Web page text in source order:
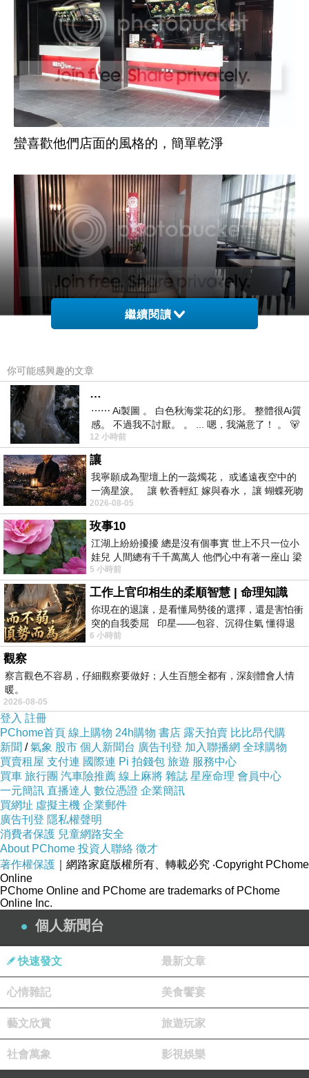
蠻喜歡他們店面的風格的，簡單乾淨
店內的裝潢也很有日式的風格，加上他們店內燈
光是黃光風格的，是真的蠻有氣氛的~~不過缺點
可能沒有很亮看東西有點不ok...不過倒也沒有影
繼續閱讀
你可能感興趣的文章
…
⋯⋯ Ai製圖 。 白色秋海棠花的幻形。 整體很Ai質
感。 不過我不討厭。 。 ... 嗯，我滿意了！ 。 🐻
昨中
12 小時前
讓
我寧願成為聖壇上的一蕊燭花， 或遙遠夜空中的
一滴星淚。 讓 軟香輕紅 嫁與春水， 讓 蝴蝶死吻
夏日最後一瓣玫瑰， 讓
2026-08-05
玫事10
江湖上紛紛擾擾 總是沒有個事實 世上不只一位小
娃兒 人間總有千千萬萬人 他們心中有著一座山 梁
山佛山泰華衡恆嵩 一山之高
5 小時前
工作上官印相生的柔順智慧 | 命理知識
你現在的退讓，是看懂局勢後的選擇，還是害怕衝
突的自我委屈 印星——包容、沉得住氣 懂得退
一步觀察，不會
6 小時前
觀察
察言觀色不容易，仔細觀察要做好；人生百態全都有，深刻體會人情
暖。
2026-08-05
登入 註冊
PChome首頁 線上購物 24h購物 書店 露天拍賣 比比昂代購
新聞 /氣象 股市 個人新聞台 廣告刊登 加入聯播網 全球購物
買賣租屋 支付連 國際連 Pi 拍錢包 旅遊 服務中心
買車 旅行團 汽車險推薦 線上麻將 雜誌 星座命理 會員中心
一元簡訊 直播達人 數位憑證 企業簡訊
買網址 虛擬主機 企業郵件
廣告刊登 隱私權聲明
消費者保護 兒童網路安全
About PChome 投資人聯絡 徵才
著作權保護 ｜網路家庭版權所有、轉載必究 ‧Copyright PChome
Online
PChome Online and PChome are trademarks of PChome
Online Inc.
個人新聞台
快速發文 最新文章
心情雜記 美食饗宴
藝文欣賞 旅遊玩家
社會萬象 影視娛樂